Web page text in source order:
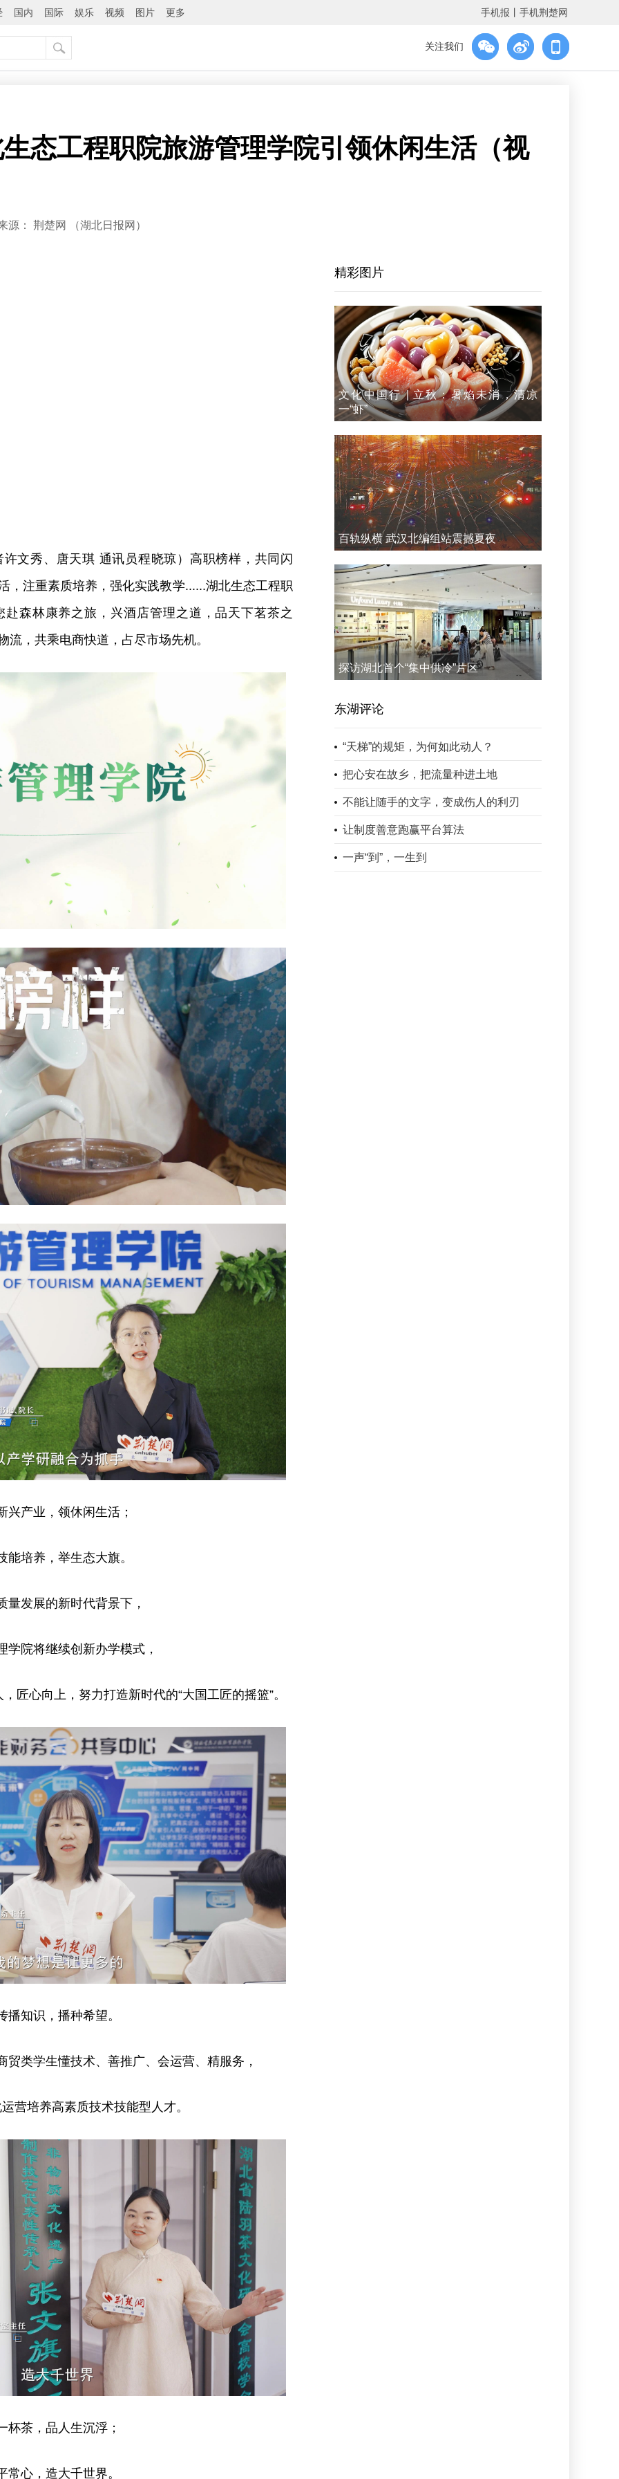
国内 国际 娱乐 视频 图片 更多 手机报 手机荆楚网
关注我们
态工程职院旅游管理学院引领休闲生活（视
源： 荆楚网 ​（湖北日报网）
文秀、唐天琪 通讯员程晓琼）高职榜样，共同闪
，注重素质培养，强化实践教学......湖北生态工程职
森林康养之旅，兴酒店管理之道，品天下茗茶之
，共乘电商快道，占尽市场先机。
兴产业，领休闲生活；
能培养，举生态大旗。
量发展的新时代背景下，
学院将继续创新办学模式，
匠心向上，努力打造新时代的“大国工匠的摇篮”。
播知识，播种希望。
贸类学生懂技术、善推广、会运营、精服务，
营培养高素质技术技能型人才。
杯茶，品人生沉浮；
常心，造大千世界。
精彩图片
文化中国行 | 立秋：暑焰未消，清凉
一“虾”
百轨纵横 武汉北编组站震撼夏夜
探访湖北首个“集中供冷”片区
东湖评论
“天梯”的规矩，为何如此动人？
把心安在故乡，把流量种进土地
不能让随手的文字，变成伤人的利刃
让制度善意跑赢平台算法
一声“到”，一生到